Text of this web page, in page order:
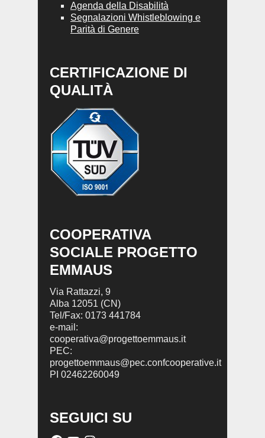
Agenda della Disabilità
Segnalazioni Whistleblowing e
Parità di Genere
CERTIFICAZIONE DI
QUALITÀ
COOPERATIVA
SOCIALE PROGETTO
EMMAUS
Via Rattazzi, 9
Alba 12051 (CN)
Tel/Fax: 0173 441784
e-mail:
cooperativa@progettoemmaus.it
PEC:
progettoemmaus@pec.confcooperative.it
PI 02462260049
SEGUICI SU